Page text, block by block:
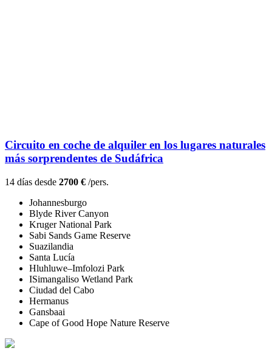
Circuito en coche de alquiler en los lugares naturales
más sorprendentes de Sudáfrica
14 días desde 2700 € /pers.
Johannesburgo
Blyde River Canyon
Kruger National Park
Sabi Sands Game Reserve
Suazilandia
Santa Lucía
Hluhluwe–Imfolozi Park
ISimangaliso Wetland Park
Ciudad del Cabo
Hermanus
Gansbaai
Cape of Good Hope Nature Reserve